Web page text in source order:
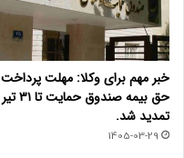
خبر مهم برای وکلا: مهلت پرداخت
حق بیمه صندوق حمایت تا ۳۱ تیر
تمدید شد.
1405-03-29